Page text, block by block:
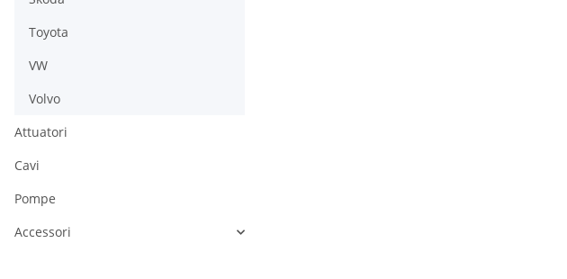
Toyota
VW
Volvo
Attuatori
Cavi
Pompe
Accessori